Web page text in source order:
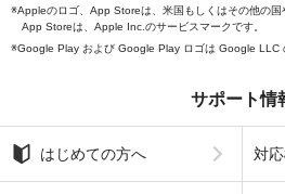
Appleのロゴ、App Storeは、米国もしくはその他の国
App Storeは、Apple Inc.のサービスマークです。
Google Play および Google Play ロゴは Google LLC
サポート情
はじめての方へ 対